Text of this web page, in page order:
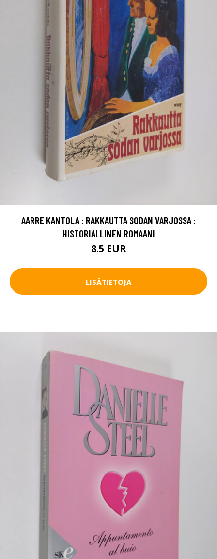
AARRE KANTOLA : RAKKAUTTA SODAN VARJOSSA :
HISTORIALLINEN ROMAANI
8.5 EUR
LISÄTIETOJA